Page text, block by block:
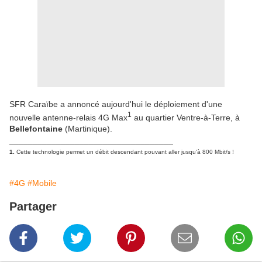
SFR Caraïbe a annoncé aujourd'hui le déploiement d'une
nouvelle antenne-relais 4G Max1
au quartier Ventre-à-Terre, à
Bellefontaine (Martinique).
1. Cette technologie permet un débit descendant pouvant aller jusqu'à 800 Mbit/s !
#4G #Mobile
Partager